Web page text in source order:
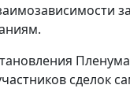
сделок